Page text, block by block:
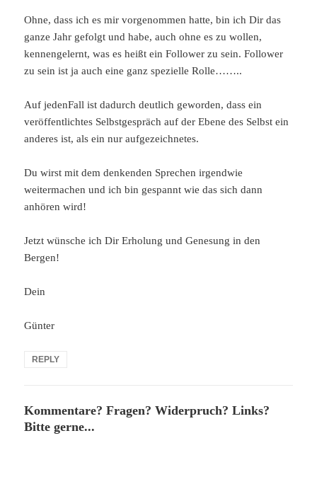
Ohne, dass ich es mir vorgenommen hatte, bin ich Dir das
ganze Jahr gefolgt und habe, auch ohne es zu wollen,
kennengelernt, was es heißt ein Follower zu sein. Follower
zu sein ist ja auch eine ganz spezielle Rolle……..
Auf jedenFall ist dadurch deutlich geworden, dass ein
veröffentlichtes Selbstgespräch auf der Ebene des Selbst ein
anderes ist, als ein nur aufgezeichnetes.
Du wirst mit dem denkenden Sprechen irgendwie
weitermachen und ich bin gespannt wie das sich dann
anhören wird!
Jetzt wünsche ich Dir Erholung und Genesung in den
Bergen!
Dein
Günter
REPLY
Kommentare? Fragen? Widerpruch? Links?
Bitte gerne...